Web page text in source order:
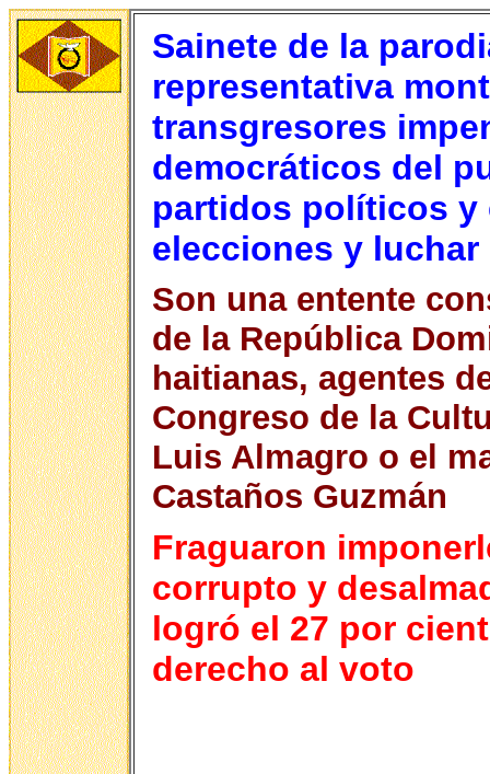
Sainete de la
representativa
transgresores
democráticos del
partidos políticos y
elecciones y
Son una entente
de la República
haitianas, agentes
Congreso de la
Luis Almagro o el
Castaños Guzmán
Fraguaron
corrupto y
logró el 27 por
derecho al voto